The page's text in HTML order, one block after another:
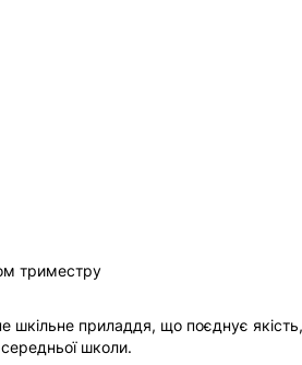
триместру
приладдя, що поєднує якість,
школи.